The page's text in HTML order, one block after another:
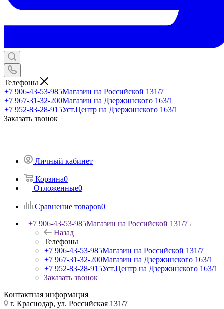
Телефоны
+7 906-43-53-985Магазин на Российской 131/7
+7 967-31-32-200Магазин на Дзержинского 163/1
+7 952-83-28-915Уст.Центр на Дзержинского 163/1
Заказать звонок
Личный кабинет
Корзина0
Отложенные0
Сравнение товаров0
+7 906-43-53-985Магазин на Российской 131/7
Назад
Телефоны
+7 906-43-53-985Магазин на Российской 131/7
+7 967-31-32-200Магазин на Дзержинского 163/1
+7 952-83-28-915Уст.Центр на Дзержинского 163/1
Заказать звонок
Контактная информация
г. Краснодар, ул. Российская 131/7